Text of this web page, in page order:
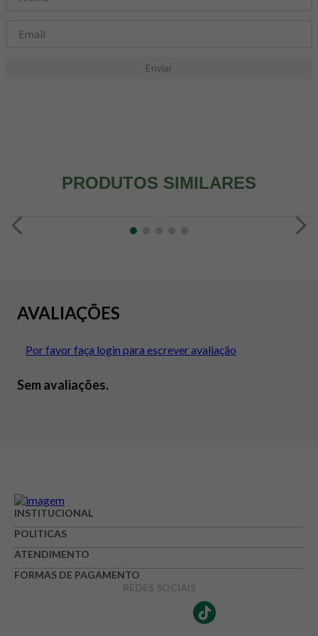
Enviar
PRODUTOS SIMILARES
AVALIAÇÕES
Por favor faça login para escrever avaliação
Sem avaliações.
INSTITUCIONAL
POLITICAS
ATENDIMENTO
FORMAS DE PAGAMENTO
REDES SOCIAIS
8º snack proteico mundo verde
9 psyllium